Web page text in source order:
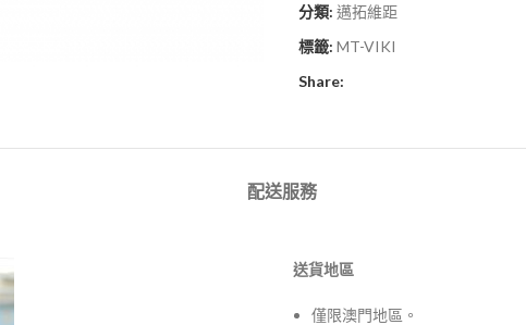
分類: 邁拓維距
標籤: MT-VIKI
Share:
配送服務
送貨地區
僅限澳門地區。